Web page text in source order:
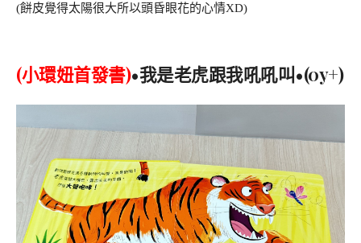
(餅皮覺得太陽很大所以頭昏眼花的心情XD)
(小環妞首發書)•我是老虎跟我吼吼叫•(0y+)